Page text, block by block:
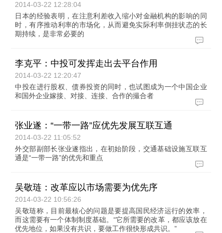
2014-03-22 12:28:04
日本的经验表明，在注意利差收入缩小对金融机构的影响的同
时，有序推动利率的市场化，从而避免实际利率倒挂状态的长
期持续，是非常必要的
李克平：中投可发挥走出去平台作用
2014-03-22 12:20:47
中投在进行股权、债券投资的同时，也试图成为一个中国企业
和国外企业嫁接、对接、连接、合作的撮合者
张业遂：“一带一路”应优先发展互联互通
2014-03-22 11:05:52
外交部副部长张业遂指出，在初始阶段，交通基础设施互联互
通是“一带一路”的优先和重点
吴敬琏：改革应以市场需要为优先序
2014-03-22 10:56:26
吴敬琏称，目前最核心的问题是要提高国民经济运行的效率，
而这需要有一个体制制度基础。“它所需要的改革，都应该放在
优先地位，如果没有共识，要做工作很快形成共识。”